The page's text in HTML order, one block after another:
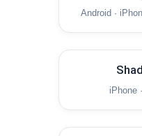
Android ·
iPhone